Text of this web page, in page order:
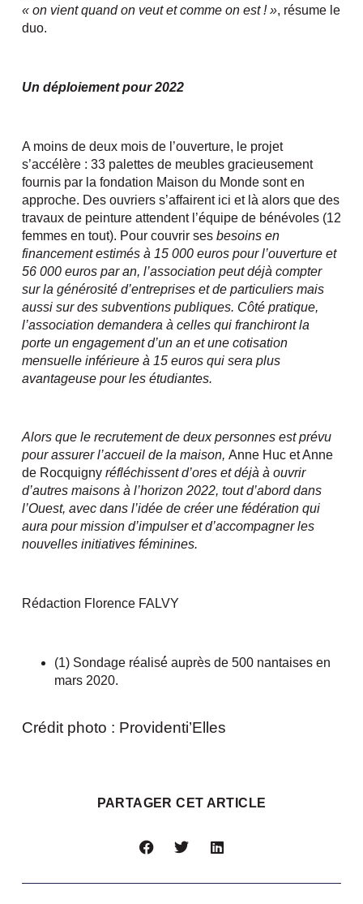
« on vient quand on veut et comme on est ! », résume le
duo.
Un déploiement pour 2022
A moins de deux mois de l’ouverture, le projet
s’accélère : 33 palettes de meubles gracieusement
fournis par la fondation Maison du Monde sont en
approche. Des ouvriers s’affairent ici et là alors que des
travaux de peinture attendent l’équipe de bénévoles (12
femmes en tout). Pour couvrir ses besoins en
financement estimés à 15 000 euros pour l’ouverture et
56 000 euros par an, l’association peut déjà compter
sur la générosité d’entreprises et de particuliers mais
aussi sur des subventions publiques. Côté pratique,
l’association demandera à celles qui franchiront la
porte un engagement d’un an et une cotisation
mensuelle inférieure à 15 euros qui sera plus
avantageuse pour les étudiantes.
Alors que le recrutement de deux personnes est prévu
pour assurer l’accueil de la maison, Anne Huc et Anne
de Rocquigny réfléchissent d’ores et déjà à ouvrir
d’autres maisons à l’horizon 2022, tout d’abord dans
l’Ouest, avec dans l’idée de créer une fédération qui
aura pour mission d’impulser et d’accompagner les
nouvelles initiatives féminines.
Rédaction Florence FALVY
(1) Sondage réalisé́ auprès de 500 nantaises en
mars 2020.
Crédit photo : Providenti’Elles
PARTAGER CET ARTICLE